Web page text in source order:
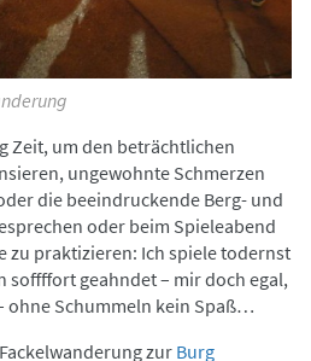
Zeit, um den beträchtlichen
ungewohnte Schmerzen
die beeindruckende Berg- und
oder beim Spieleabend
zu praktizieren: Ich spiele todernst
soffffort geahndet – mir doch egal,
ohne Schummeln kein Spaß…
zur Burg